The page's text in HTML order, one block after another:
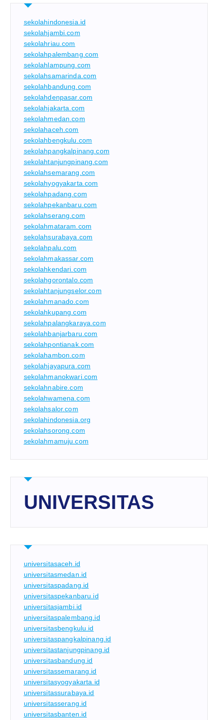
sekolahindonesia.id
sekolahjambi.com
sekolahriau.com
sekolahpalembang.com
sekolahlampung.com
sekolahsamarinda.com
sekolahbandung.com
sekolahdenpasar.com
sekolahjakarta.com
sekolahmedan.com
sekolahaceh.com
sekolahbengkulu.com
sekolahpangkalpinang.com
sekolahtanjungpinang.com
sekolahsemarang.com
sekolahyogyakarta.com
sekolahpadang.com
sekolahpekanbaru.com
sekolahserang.com
sekolahmataram.com
sekolahsurabaya.com
sekolahpalu.com
sekolahmakassar.com
sekolahkendari.com
sekolahgorontalo.com
sekolahtanjungselor.com
sekolahmanado.com
sekolahkupang.com
sekolahpalangkaraya.com
sekolahbanjarbaru.com
sekolahpontianak.com
sekolahambon.com
sekolahjayapura.com
sekolahmanokwari.com
sekolahnabire.com
sekolahwamena.com
sekolahsalor.com
sekolahindonesia.org
sekolahsorong.com
sekolahmamuju.com
UNIVERSITAS
universitasaceh.id
universitasmedan.id
universitaspadang.id
universitaspekanbaru.id
universitasjambi.id
universitaspalembang.id
universitasbengkulu.id
universitaspangkalpinang.id
universitastanjungpinang.id
universitasbandung.id
universitassemarang.id
universitasyogyakarta.id
universitassurabaya.id
universitasserang.id
universitasbanten.id